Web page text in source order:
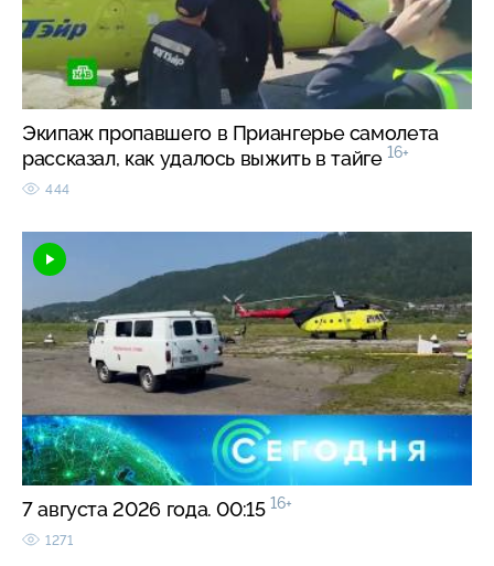
Экипаж пропавшего в Приангерье самолета
рассказал, как удалось выжить в тайге 16+
444
7 августа 2026 года. 00:15 16+
1271